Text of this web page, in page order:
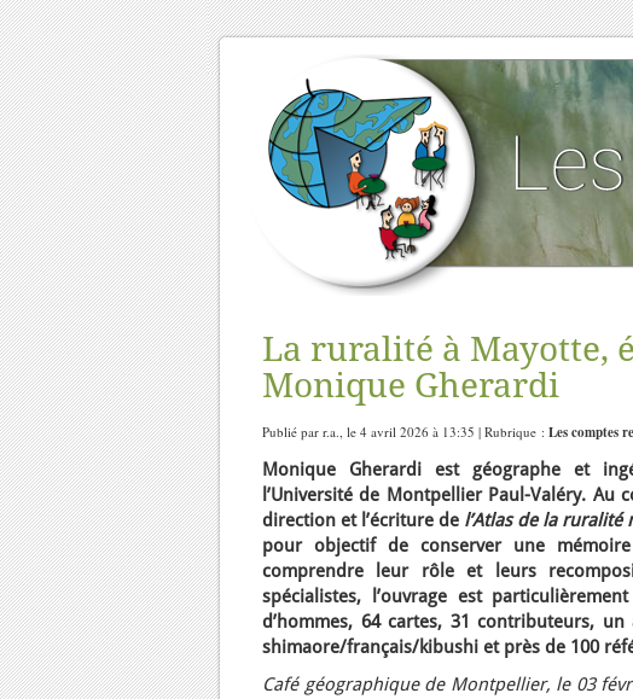
La ruralité à Mayotte,
Monique Gherardi
Publié par r.a., le 4 avril 2026 à 13:35 | Rubrique : Les comptes
Monique Gherardi est géographe et
l’Université de Montpellier Paul-Valéry. Au
direction et l’écriture de l’Atlas de la ruralité
pour objectif de conserver une
comprendre leur rôle et leurs
spécialistes, l’ouvrage est
d’hommes, 64 cartes, 31 contributeurs,
shimaore/français/kibushi et près de 100
Café géographique de Montpellier, le 03